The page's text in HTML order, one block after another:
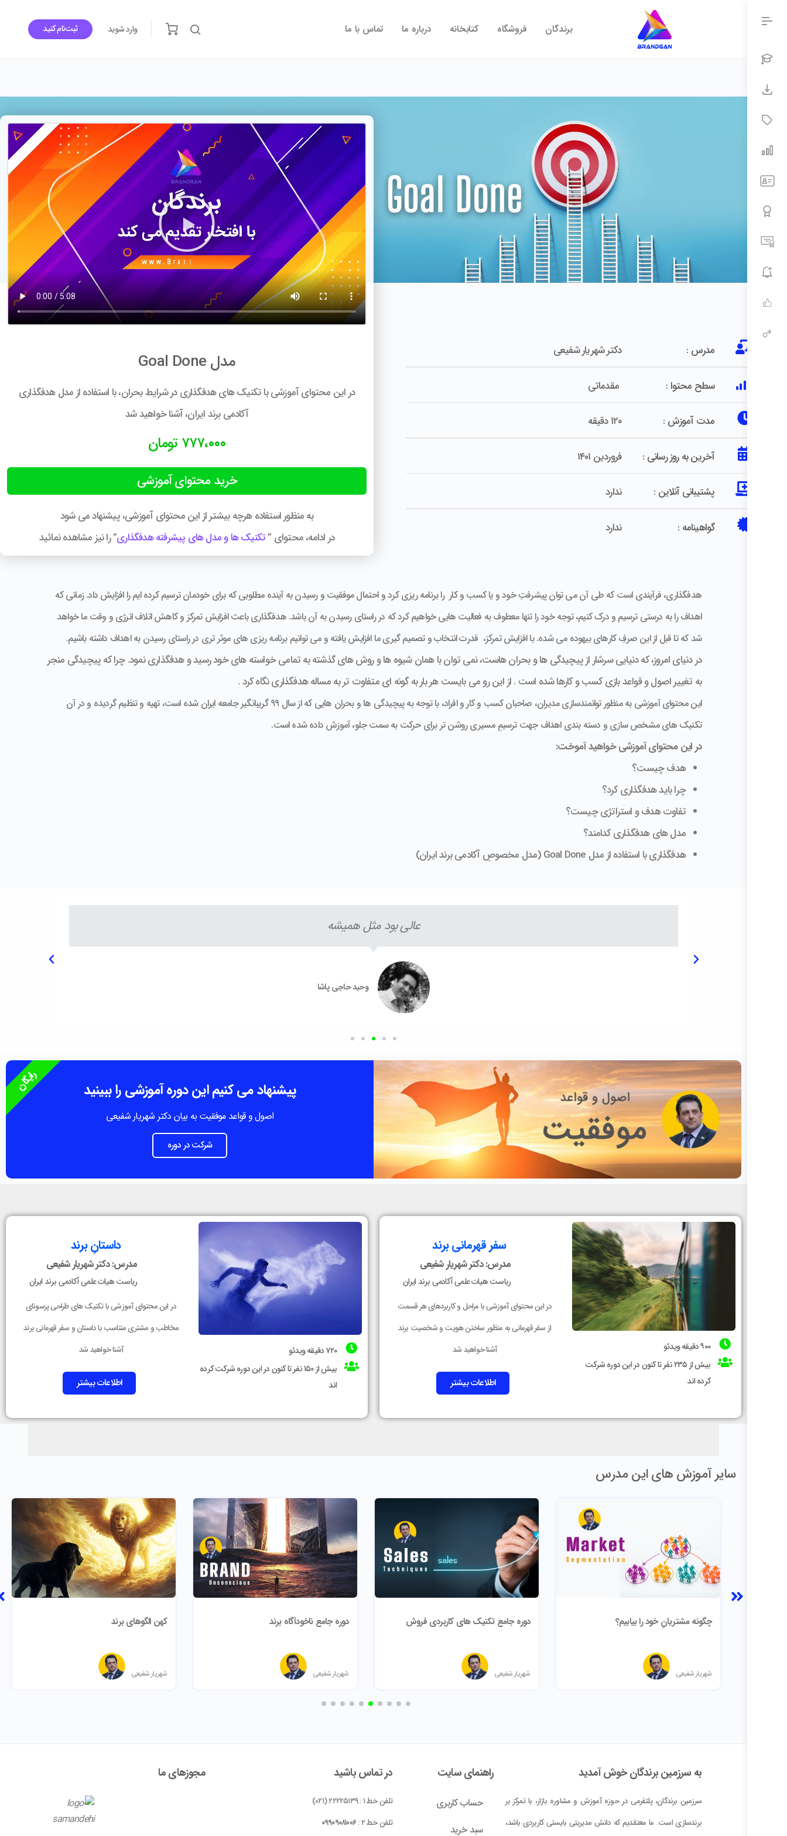
برندگان فروشگاه کتابخانه درباره ما تماس با ما وارد شوید ثبت‌نام کنید
مدرس : دکتر شهریار شفیعی
سطح محتوا : مقدماتی
مدت آموزش : ۱۲۰ دقیقه
آخرین به روز رسانی : فروردین ۱۴۰۱
پشتیبانی آنلاین : ندارد
گواهینامه : ندارد
مدل Goal Done
در این محتوای آموزشی با تکنیک های هدفگذاری در شرایط بحران، با استفاده از مدل هدفگذاری
آکادمی برند ایران، آشنا خواهید شد
۷۷۷،۰۰۰ تومان
خرید محتوای آموزشی
به منظور استفاده هرچه بیشتر از این محتوای آموزشی، پیشنهاد می شود
در ادامه، محتوای ”تکنیک ها و مدل های پیشرفته هدفگذاری” را نیز مشاهده نمائید
هدفگذاری، فرآیندی است که طی آن می توان پیشرفتِ خود و یا کسب و کار را برنامه ریزی کرد و احتمال موفقیت و رسیدن به آینده مطلوبی که برای خودمان ترسیم کرده ایم را افزایش داد. زمانی که
اهداف را به درستی ترسیم و درک کنیم، توجه خود را تنها معطوف به فعالیت هایی خواهیم کرد که در راستای رسیدن به آن باشد. هدفگذاری باعث افزایش تمرکز و کاهش اتلاف انرژی و وقت ما خواهد
شد که تا قبل از این صرفِ کارهای بیهوده می شده. با افزایش تمرکز، قدرت انتخاب و تصمیم گیری ما افزایش یافته و می توانیم برنامه ریزی های موثر تری در راستای رسیدن به اهداف داشته باشیم.
در دنیای امروز، که دنیایی سرشار از پیچیدگی ها و بحران هاست، نمی توان با همان شیوه ها و روش های گذشته به تمامی خواسته های خود رسید و هدفگذاری نمود. چرا که پیچیدگی منجر
به تغییر اصول و قواعد بازی کسب و کارها شده است . از این رو می بایست هر بار به گونه ای متفاوت تر به مساله هدفگذاری نگاه کرد .
این محتوای آموزشی به منظور توانمندسازی مدیران، صاحبان کسب و کار و افراد، با توجه به پیچیدگی ها و بحران هایی که از سال ۹۹ گریبانگیر جامعه ایران شده است، تهیه و تنظیم گردیده و در آن
تکنیک های مشخص سازی و دسته بندی اهداف جهت ترسیمِ مسیری روشن تر برای حرکت به سمت جلو، آموزش داده شده است.
در این محتوای آموزشی خواهید آموخت:
هدف چیست؟
چرا باید هدفگذاری کرد؟
تفاوت هدف و استراتژی چیست؟
مدل های هدفگذاری کدامند؟
هدفگذاری با استفاده از مدل Goal Done (مدل مخصوصِ آکادمی برند ایران)
عالی بود مثل همیشه
وحید حاجی پاشا
پیشنهاد می کنیم این دوره آموزشی را ببینید
اصول و قواعد موفقیت به بیان دکتر شهریار شفیعی
شرکت در دوره
رایگان
۹۰۰ دقیقه ویدئو
بیش از ۲۳۵ نفر تا کنون در این دوره شرکت
کرده اند
سفر قهرمانی برند
مدرس: دکتر شهریار شفیعی
ریاست هیات علمی آکادمی برند ایران
در این محتوای آموزشی با مراحل و کاربردهای هر قسمت
از سفر قهرمانی به منظور ساختن هویت و شخصیت برند
آشنا خواهید شد
اطلاعات بیشتر
۷۲۰ دقیقه ویدئو
بیش از ۱۵۰ نفر تا کنون در این دوره شرکت کرده
اند
داستانِ برند
مدرس: دکتر شهریار شفیعی
ریاست هیات علمی آکادمی برند ایران
در این محتوای آموزشی با تکنیک های طراحی پرسونای
مخاطب و مشتری متناسب با داستان و سفر قهرمانی برند
آشنا خواهید شد
اطلاعات بیشتر
سایر آموزش های این مدرس
چگونه مشتریانِ خود را بیابیم؟
شهریار شفیعی
دوره جامع تکنیک های کاربردی فروش
شهریار شفیعی
دوره جامع ناخودآگاه برند
شهریار شفیعی
کهن الگوهای برند
شهریار شفیعی
به سرزمین برندگان خوش آمدید
سرزمین برندگان، پلتفرمی در حوزه آموزش و مشاوره بازار، با تمرکز بر
برندسازی است. ما معتقدیم که دانش مدیریتی بایستی کاربردی باشد،
راهنمای سایت
حساب کاربری
سبد خرید
در تماس باشید
تلفن خط ۱ : ۲۲۲۲۵۱۳۹ (۰۲۱)
تلفن خط ۲ :
۰۹۹۰۹۰۸۱۰۰۶
مجوز‌های ما